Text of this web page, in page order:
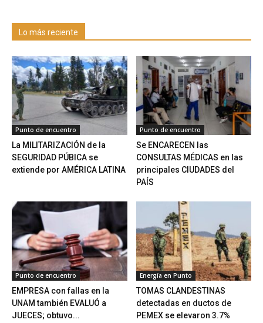
Lo más reciente
Punto de encuentro
La MILITARIZACIÓN de la
SEGURIDAD PÚBICA se
extiende por AMÉRICA LATINA
Punto de encuentro
Se ENCARECEN las
CONSULTAS MÉDICAS en las
principales CIUDADES del
PAÍS
Punto de encuentro
EMPRESA con fallas en la
UNAM también EVALUÓ a
JUECES; obtuvo...
Energía en Punto
TOMAS CLANDESTINAS
detectadas en ductos de
PEMEX se elevaron 3.7%